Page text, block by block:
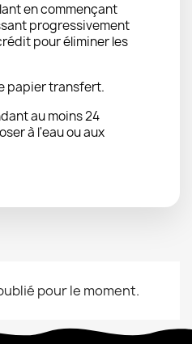
en commençant
progressivement
pour éliminer les
papier transfert.
au moins 24
à l'eau ou aux
pour le moment.